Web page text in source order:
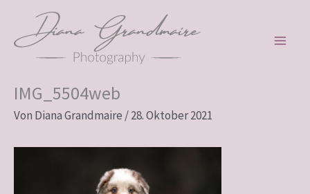
springen
IMG_5504web
Von Diana Grandmaire /28. Oktober 2021